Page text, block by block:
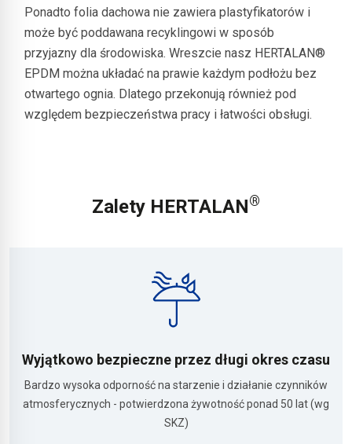
Ponadto folia dachowa nie zawiera plastyfikatorów i
może być poddawana recyklingowi w sposób
przyjazny dla środowiska. Wreszcie nasz HERTALAN®
EPDM można układać na prawie każdym podłożu bez
otwartego ognia. Dlatego przekonują również pod
względem bezpieczeństwa pracy i łatwości obsługi.
Zalety HERTALAN®
Wyjątkowo bezpieczne przez długi okres czasu
Bardzo wysoka odporność na starzenie i działanie czynników
atmosferycznych - potwierdzona żywotność ponad 50 lat (wg
SKZ)